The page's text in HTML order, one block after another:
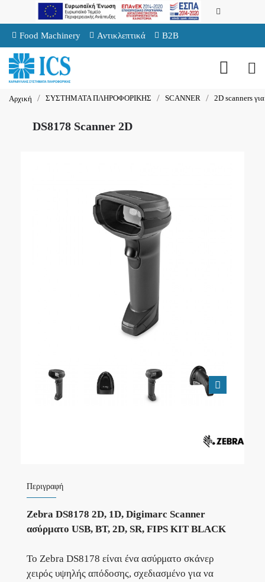
Food Machinery Αντικλεπτικά B2B
Αρχική ΣΥΣΤΗΜΑΤΑ ΠΛΗΡΟΦΟΡΙΚΗΣ SCANNER 2D scanners
DS8178 Scanner 2D
Περιγραφή
Zebra DS8178 2D, 1D, Digimarc Scanner
ασύρματο USB, BT, 2D, SR, FIPS KIT BLACK
Το Zebra DS8178 είναι ένα ασύρματο σκάνερ
χειρός υψηλής απόδοσης, σχεδιασμένο για να